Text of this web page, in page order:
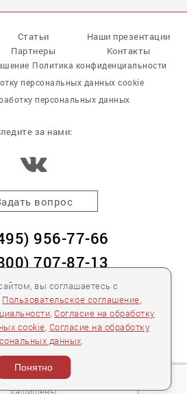
вы соглашаетесь с
Пользовательское соглашение
Согласие на обработку
cookie Согласие на обработку
данных
Понятно
Статьи
Наши презентации
Партнеры Контакты
Политика конфиденциальности
персональных данных cookie
персональных данных
за нами:
вопрос
956-77-66
707-87-13
обратный звонок
дом 2, корпус 2
и предложений:info@mebelclub.ru
данном сайте предложения
офертой не являются.
товара ограничено.
салон №1» Все права
защищены